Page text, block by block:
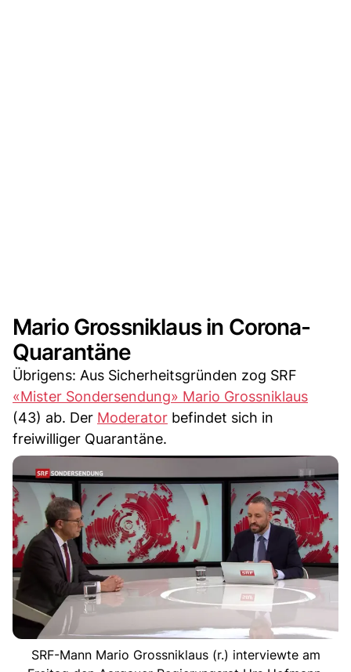
Mario Grossniklaus in Corona-
Quarantäne
Übrigens: Aus Sicherheitsgründen zog SRF
«Mister Sondersendung» Mario Grossniklaus
(43) ab. Der Moderator befindet sich in
freiwilliger Quarantäne.
SRF-Mann Mario Grossniklaus (r.) interviewte am